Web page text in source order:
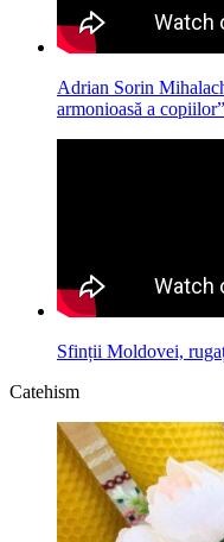
Adrian Sorin
armonioasă a
Sfinții Moldovei,
Catehism